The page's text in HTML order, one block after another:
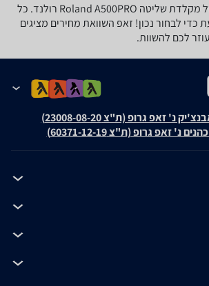
לפניכם מפרט טכני של ‏מקלדת שליטה Roland A500PRO רולנד. כל
כדי לבחור נכון! זאפ השוואת מחירים מציגים
לכם להשוות.
נ' זאפ גרופ (ת"צ 23008-08-20)
נ' זאפ גרופ (ת"צ 60371-12-19)